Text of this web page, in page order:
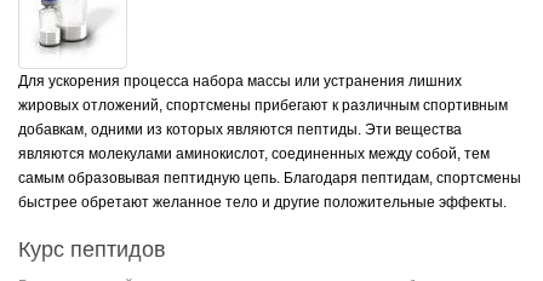
Для ускорения процесса набора массы или устранения лишних
жировых отложений, спортсмены прибегают к различным спортивным
добавкам, одними из которых являются пептиды. Эти вещества
являются молекулами аминокислот, соединенных между собой, тем
самым образовывая пептидную цепь. Благодаря пептидам, спортсмены
быстрее обретают желанное тело и другие положительные эффекты.
Курс пептидов